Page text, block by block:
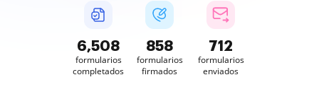
6,508
formularios
completados
858
formularios
firmados
712
formularios
enviados